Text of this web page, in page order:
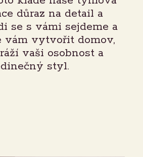
důraz na detail a
se s vámi sejdeme a
vám vytvořit domov,
vaši osobnost a
styl.